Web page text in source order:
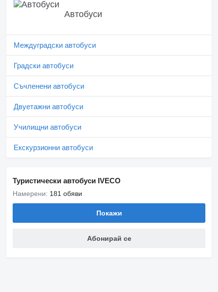
Автобуси
Междуградски автобуси
Градски автобуси
Съчленени автобуси
Двуетажни автобуси
Училищни автобуси
Екскурзионни автобуси
Туристически автобуси IVECO
Намерени: 181 обяви
Покажи
Абонирай се